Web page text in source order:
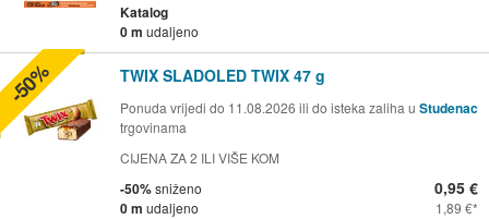
Katalog
0 m udaljeno
TWIX SLADOLED TWIX 47 g
Ponuda vrijedi do 11.08.2026 ili do isteka zaliha u Studenac
trgovinama
CIJENA ZA 2 ILI VIŠE KOM
-50%sniženo
0 m udaljeno
0,95 €
1,89 €
-50%